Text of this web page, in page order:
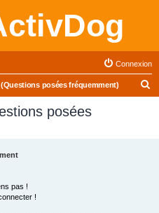
Connexion
posées fréquemment)
posées
pas !
!